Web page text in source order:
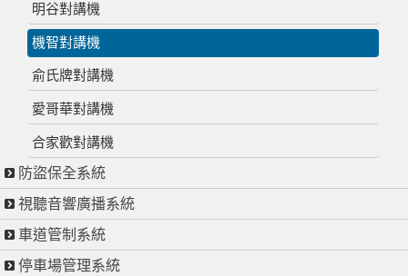
明谷對講機
機智對講機
俞氏牌對講機
愛哥華對講機
合家歡對講機
防盜保全系統
視聽音響廣播系統
車道管制系統
停車場管理系統